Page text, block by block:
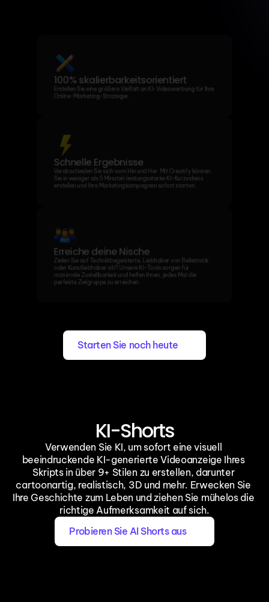
100% skalierbarkeitsorientiert
Erstellen Sie eine größere Vielfalt an KI-Videowerbung für Ihre
Online-Marketing-Strategie.
Schnelle Ergebnisse
Verabschieden Sie sich vom Hin und Her. Mit Creatify können
Sie in weniger als 5 Minuten leistungsstarke KI-Kurzvideos
erstellen und Ihre Marketingkampagnen sofort starten.
Erreiche deine Nische
Zielen Sie auf Technikbegeisterte, Liebhaber von Belletristik
oder Kunstliebhaber ab? Unsere KI-Tools sorgen für
maximale Zustellbarkeit und helfen Ihnen, jedes Mal die
perfekte Zielgruppe zu erreichen.
Starten Sie noch heute
KI-Shorts
Verwenden Sie KI, um sofort eine visuell
beeindruckende KI-generierte Videoanzeige Ihres
Skripts in über 9+ Stilen zu erstellen, darunter
cartoonartig, realistisch, 3D und mehr. Erwecken Sie
Ihre Geschichte zum Leben und ziehen Sie mühelos die
richtige Aufmerksamkeit auf sich.
Probieren Sie AI Shorts aus